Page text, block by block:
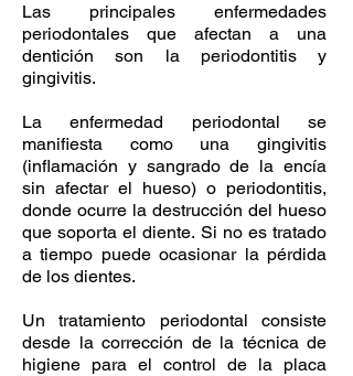
Las principales enfermedades
periodontales que afectan a una
dentición son la periodontitis y
gingivitis.
La enfermedad periodontal se
manifiesta como una gingivitis
(inflamación y sangrado de la encía
sin afectar el hueso) o periodontitis,
donde ocurre la destrucción del hueso
que soporta el diente. Si no es tratado
a tiempo puede ocasionar la pérdida
de los dientes.
Un tratamiento periodontal consiste
desde la corrección de la técnica de
higiene para el control de la placa